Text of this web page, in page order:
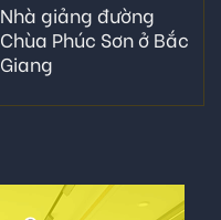
Nhà giảng đường
Chùa Phúc Sơn ở Bắc
Giang